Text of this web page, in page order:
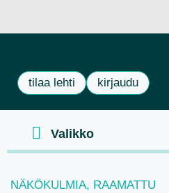
tilaa lehti kirjaudu
NÄKÖKULMIA, RAAMATTU